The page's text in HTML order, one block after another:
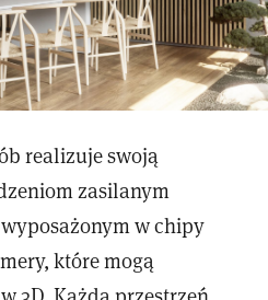
realizuje swoją
zasilanym
w chipy
które mogą